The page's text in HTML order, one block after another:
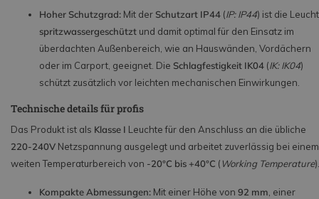
Hoher Schutzgrad: Mit der Schutzart IP44 (IP: IP44) ist die
spritzwassergeschützt und damit optimal für den Einsatz im
überdachten Außenbereich, wie an Hauswänden, Vordächern
oder im Carport, geeignet. Die Schlagfestigkeit IK04 (IK: IK04)
schützt zusätzlich vor leichten mechanischen Einwirkungen.
Technische details für profis
Das Produkt ist als Klasse I Leuchte für den Anschluss an die übliche
220-240V Netzspannung ausgelegt und arbeitet zuverlässig bei einem
weiten Temperaturbereich von -20°C bis +40°C ( Working Temperature).
Kompakte Abmessungen: Mit einer Höhe von 92 mm, einer